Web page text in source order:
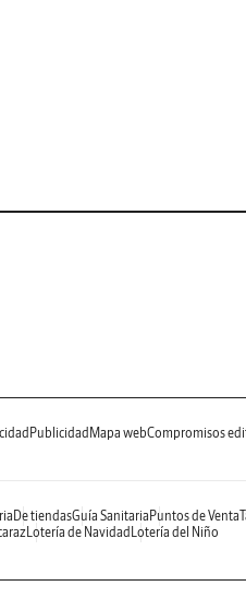
Publicidad Mapa webCompromisos
De tiendasGuía Sanitaria Puntos de Venta
Lotería de Navidad Lotería del Niño